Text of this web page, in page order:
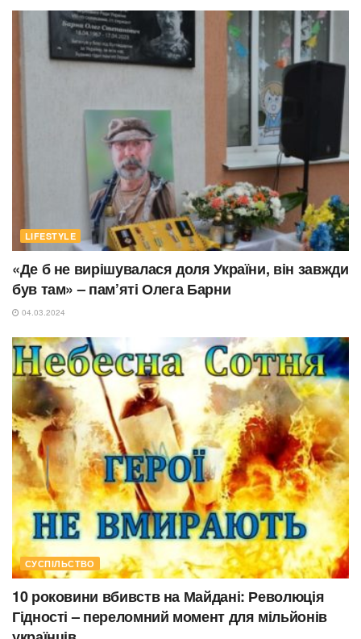
LIFESTYLE
«Де б не вирішувалася доля України, він завжди
був там» – пам’яті Олега Барни
04.03.2024
СУСПІЛЬСТВО
10 роковини вбивств на Майдані: Революція
Гідності – переломний момент для мільйонів